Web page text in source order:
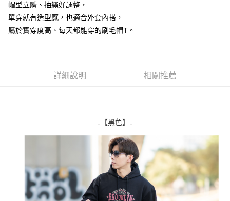
是否繳費成功／繳費後需取消欲退款等相關疑問，請聯繫「AFTEE先享後付
客戶支援中心」https://netprotections.freshdesk.com/support/home
【注意事項】
２．關於個人資料處理事宜，請瀏覽以下網址：
https://aftee.tw/terms/#terms3
４．使用「AFTEE先享後付」時，將依據個別帳號之用戶狀況，依本公司即
時審查核予不同之上限額度；若仍有額度不足之情形，本公司將視審查結果
請求用戶進行身份認證。
５．嚴禁一人註冊多個帳號或使用他人資訊註冊。若發現惡意使用之情形，
恩沛科技股份有限公司將有權停止該用戶之使用額度並採取法律行動。
每筆NT$80，滿NT$1,800(含以上)免運費
宅配
帽型立體、抽繩好調整，
單穿就有造型感，也適合外套內搭，
屬於實穿度高、每天都能穿的刷毛帽T。
詳細說明 相關推薦
↓【黑色】↓